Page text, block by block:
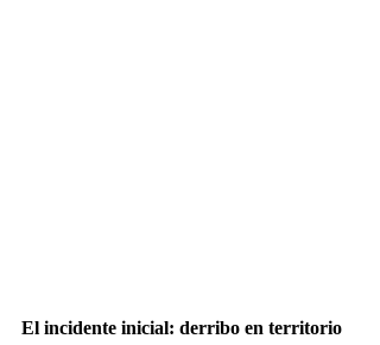
El incidente inicial: derribo en territorio